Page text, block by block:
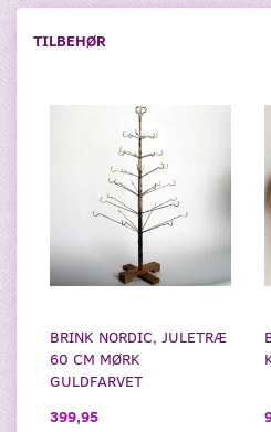
TILBEHØR
BRINK NORDIC, JULETRÆ
60 CM MØRK
GULDFARVET
399,95